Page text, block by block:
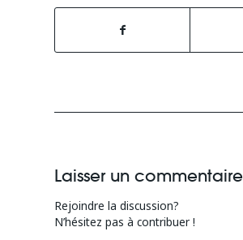
Laisser un commentaire
Rejoindre la discussion?
N’hésitez pas à contribuer !